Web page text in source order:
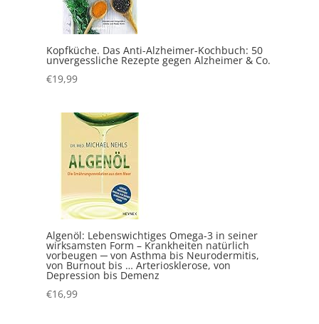
Kopfküche. Das Anti-Alzheimer-Kochbuch: 50
unvergessliche Rezepte gegen Alzheimer & Co.
€19,99
Algenöl: Lebenswichtiges Omega-3 in seiner
wirksamsten Form – Krankheiten natürlich
vorbeugen ─ von Asthma bis Neurodermitis,
von Burnout bis … Arteriosklerose, von
Depression bis Demenz
€16,99